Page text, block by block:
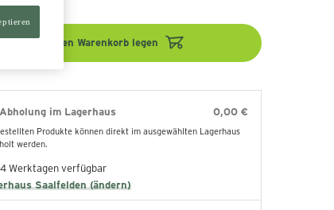
In den Warenkorb legen
Abholung im Lagerhaus 0,00 €
Produkte können direkt im ausgewählten Lagerhaus
werden.
Werktagen verfügbar
Saalfelden (ändern)